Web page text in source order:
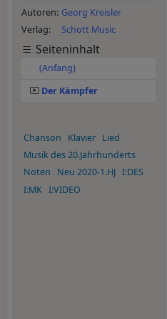
Autoren Georg Kreisler
Verlag
Schott Music
Seiteninhalt
(Anfang)
Der Kämpfer
Chanson Klavier Lied
Musik des 20.Jahrhunderts
Noten
Neu 2020-1.HJ I:DES
I:MK I:VIDEO